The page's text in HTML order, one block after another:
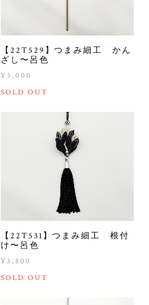
【22T529】つまみ細工 かん
ざし〜呂色
¥5,000
SOLD OUT
【22T531】つまみ細工 根付
け〜呂色
¥3,800
SOLD OUT